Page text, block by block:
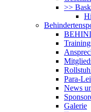
>>
Para-
News
Galerie